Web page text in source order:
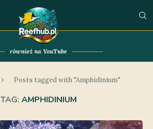
również na YouTube
Posts tagged with "Amphidinium"
TAG: AMPHIDINIUM